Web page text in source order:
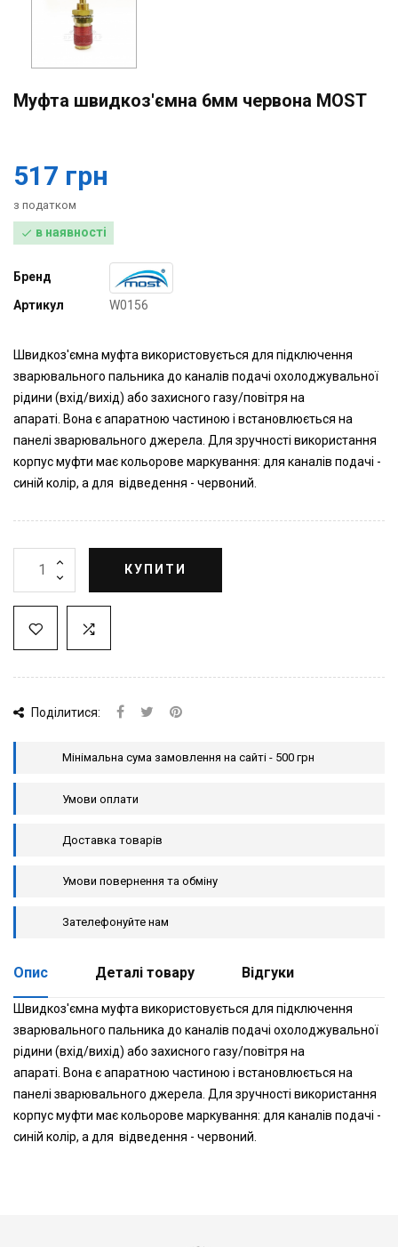
Муфта швидкоз'ємна 6мм червона MOST
517 грн
з податком
 в наявності
Бренд
Артикул
W0156
Швидкоз'ємна муфта використовується для підключення
зварювального пальника до каналів подачі охолоджувальної
рідини (вхід/вихід) або захисного газу/повітря на
апараті. Вона є апаратною частиною і встановлюється на
панелі зварювального джерела. Для зручності використання
корпус муфти має кольорове маркування: для каналів подачі -
синій колір, а для відведення - червоний.
КУПИТИ
Поділитися:
Мінімальна сума замовлення на сайті - 500 грн
Умови оплати
Доставка товарів
Умови повернення та обміну
Зателефонуйте нам
Опис Деталі товару Відгуки
Швидкоз'ємна муфта використовується для підключення
зварювального пальника до каналів подачі охолоджувальної
рідини (вхід/вихід) або захисного газу/повітря на
апараті. Вона є апаратною частиною і встановлюється на
панелі зварювального джерела. Для зручності використання
корпус муфти має кольорове маркування: для каналів подачі -
синій колір, а для відведення - червоний.